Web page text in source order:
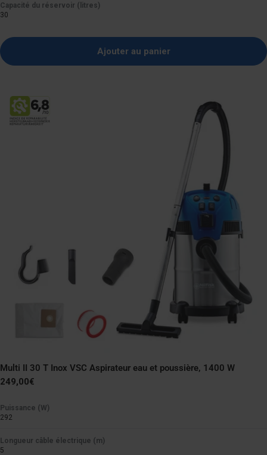
Capacité du réservoir (litres)
30
Ajouter au panier
Multi II 30 T Inox VSC Aspirateur eau et poussière, 1400 W
Prix
249,00€
Puissance (W)
292
Longueur câble électrique (m)
5